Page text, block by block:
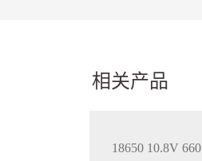
相关产品
18650 10.8V 660